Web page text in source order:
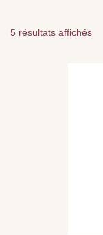
5 résultats affichés